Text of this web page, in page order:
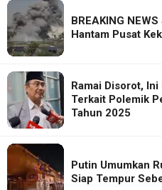
BREAKING
Hantam Pusat
Ramai Disorot,
Terkait Polemik
Tahun 2025
Putin Umumkan
Siap Tempur